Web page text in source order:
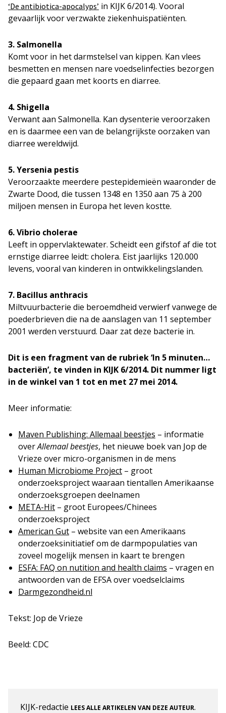
‘De antibiotica-apocalyps’ in KIJK 6/2014). Vooral
gevaarlijk voor verzwakte ziekenhuispatiënten.
3. Salmonella
Komt voor in het darmstelsel van kippen. Kan vlees
besmetten en mensen nare voedselinfecties bezorgen
die gepaard gaan met koorts en diarree.
4. Shigella
Verwant aan Salmonella. Kan dysenterie veroorzaken
en is daarmee een van de belangrijkste oorzaken van
diarree wereldwijd.
5. Yersenia pestis
Veroorzaakte meerdere pestepidemieën waaronder de
Zwarte Dood, die tussen 1348 en 1350 aan 75 à 200
miljoen mensen in Europa het leven kostte.
6. Vibrio cholerae
Leeft in oppervlaktewater. Scheidt een gifstof af die tot
ernstige diarree leidt: cholera. Eist jaarlijks 120.000
levens, vooral van kinderen in ontwikkelingslanden.
7. Bacillus anthracis
Miltvuurbacterie die beroemdheid verwierf vanwege de
poederbrieven die na de aanslagen van 11 september
2001 werden verstuurd. Daar zat deze bacterie in.
Dit is een fragment van de rubriek ‘In 5 minuten…
bacteriën’, te vinden in KIJK 6/2014. Dit nummer ligt
in de winkel van 1 tot en met 27 mei 2014.
Meer informatie:
Maven Publishing: Allemaal beestjes – informatie
overAllemaal beestjes, het nieuwe boek van Jop de
Vrieze over micro-organismen in de mens
Human Microbiome Project – groot
onderzoeksproject waaraan tientallen Amerikaanse
onderzoeksgroepen deelnamen
META-Hit – groot Europees/Chinees
onderzoeksproject
American Gut – website van een Amerikaans
onderzoeksinitiatief om de darmpopulaties van
zoveel mogelijk mensen in kaart te brengen
ESFA: FAQ on nutition and health claims – vragen en
antwoorden van de EFSA over voedselclaims
Darmgezondheid.nl
Tekst: Jop de Vrieze
Beeld: CDC
KIJK-redactie LEES ALLE ARTIKELEN VAN DEZE AUTEUR.